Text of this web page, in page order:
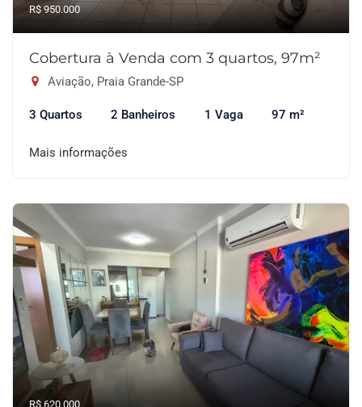
R$ 950.000
Cobertura à Venda com 3 quartos, 97m²
Aviação, Praia Grande-SP
3 Quartos 2 Banheiros 1 Vaga 97 m²
Mais informações
R$ 620.000